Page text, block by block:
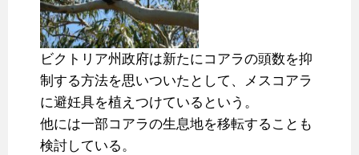
ビクトリア州政府は新たにコアラの頭数を抑
制する方法を思いついたとして、メスコアラ
に避妊具を植えつけているという。
他には一部コアラの生息地を移転することも
検討している。